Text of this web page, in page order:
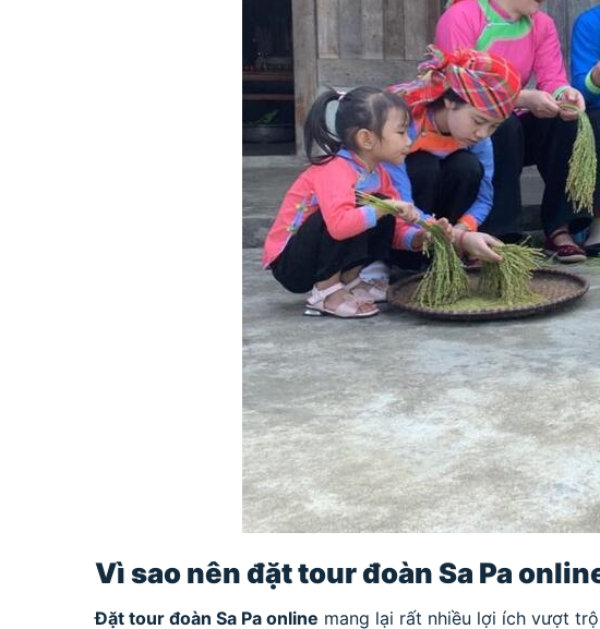
Vì sao nên đặt tour đoàn Sa Pa
Đặt tour đoàn Sa Pa online mang lại rất nhiều lợi ích vượt